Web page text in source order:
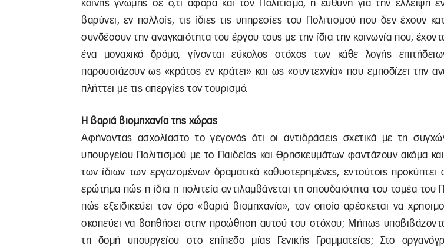
κοινής γνώμης σε ό,τι αφορά και τον Πολιτισμό, η ευθύνη για την έλλειψη
βαρύνει, εν πολλοίς, τις ίδιες τις υπηρεσίες του Πολιτισμού που δεν έχουν
συνδέσουν την αναγκαιότητα του έργου τους με την ίδια την κοινωνία που,
ένα μοναχικό δρόμο, γίνονται εύκολος στόχος των κάθε λογής
παρουσιάζουν ως «κράτος εν κράτει» και ως «συντεχνία» που εμποδίζει την
πλήττει με τις απεργίες τον τουρισμό.
Η βαριά βιομηχανία της χώρας
Αφήνοντας ασχολίαστο το γεγονός ότι οι αντιδράσεις σχετικά με τη
υπουργείου Πολιτισμού με το Παιδείας και Θρησκευμάτων φαντάζουν ακόμα
των ίδιων των εργαζομένων δραματικά καθυστερημένες, εντούτοις προκύπτει
ερώτημα πώς η ίδια η πολιτεία αντιλαμβάνεται τη σπουδαιότητα του τομέα του
πώς εξειδικεύει τον όρο «βαριά βιομηχανία», τον οποίο αρέσκεται να
σκοπεύει να βοηθήσει στην προώθηση αυτού του στόχου; Μήπως
τη δομή υπουργείου στο επίπεδο μίας Γενικής Γραμματείας; Στο